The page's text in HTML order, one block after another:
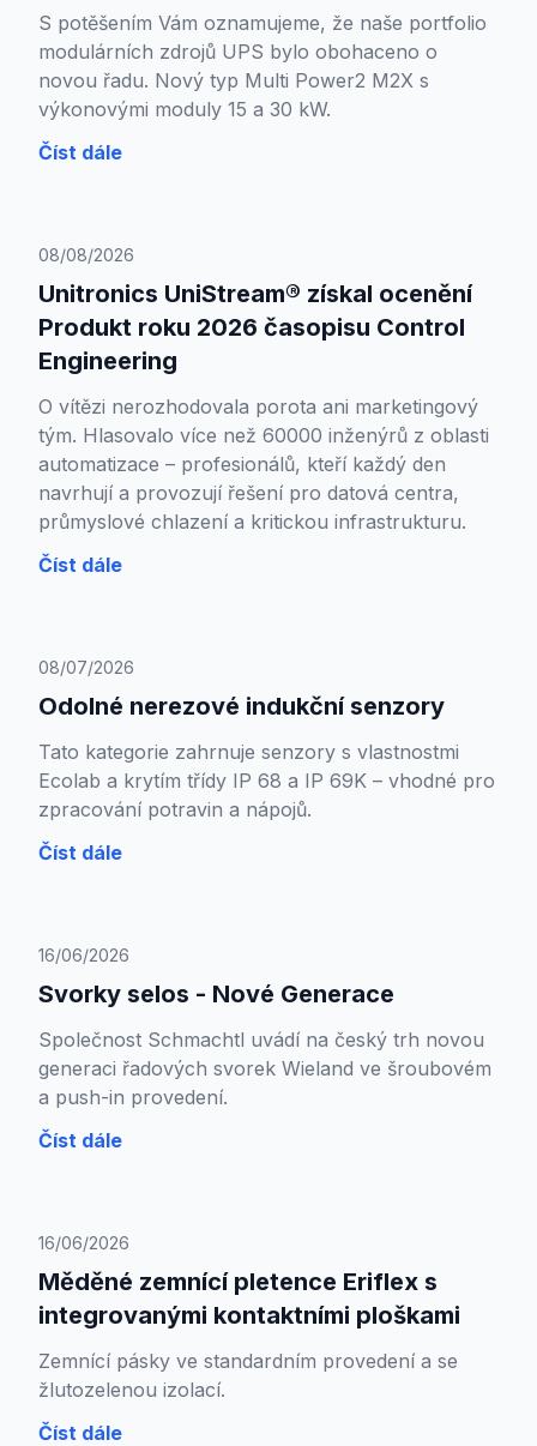
S potěšením Vám oznamujeme, že naše portfolio
modulárních zdrojů UPS bylo obohaceno o
novou řadu. Nový typ Multi Power2 M2X s
výkonovými moduly 15 a 30 kW.
Číst dále
08/08/2026
Unitronics UniStream® získal ocenění
Produkt roku 2026 časopisu Control
Engineering
O vítězi nerozhodovala porota ani marketingový
tým. Hlasovalo více než 60000 inženýrů z oblasti
automatizace – profesionálů, kteří každý den
navrhují a provozují řešení pro datová centra,
průmyslové chlazení a kritickou infrastrukturu.
Číst dále
08/07/2026
Odolné nerezové indukční senzory
Tato kategorie zahrnuje senzory s vlastnostmi
Ecolab a krytím třídy IP 68 a IP 69K – vhodné pro
zpracování potravin a nápojů.
Číst dále
16/06/2026
Svorky selos - Nové Generace
Společnost Schmachtl uvádí na český trh novou
generaci řadových svorek Wieland ve šroubovém
a push-in provedení.
Číst dále
16/06/2026
Měděné zemnící pletence Eriflex s
integrovanými kontaktními ploškami
Zemnící pásky ve standardním provedení a se
žlutozelenou izolací.
Číst dále